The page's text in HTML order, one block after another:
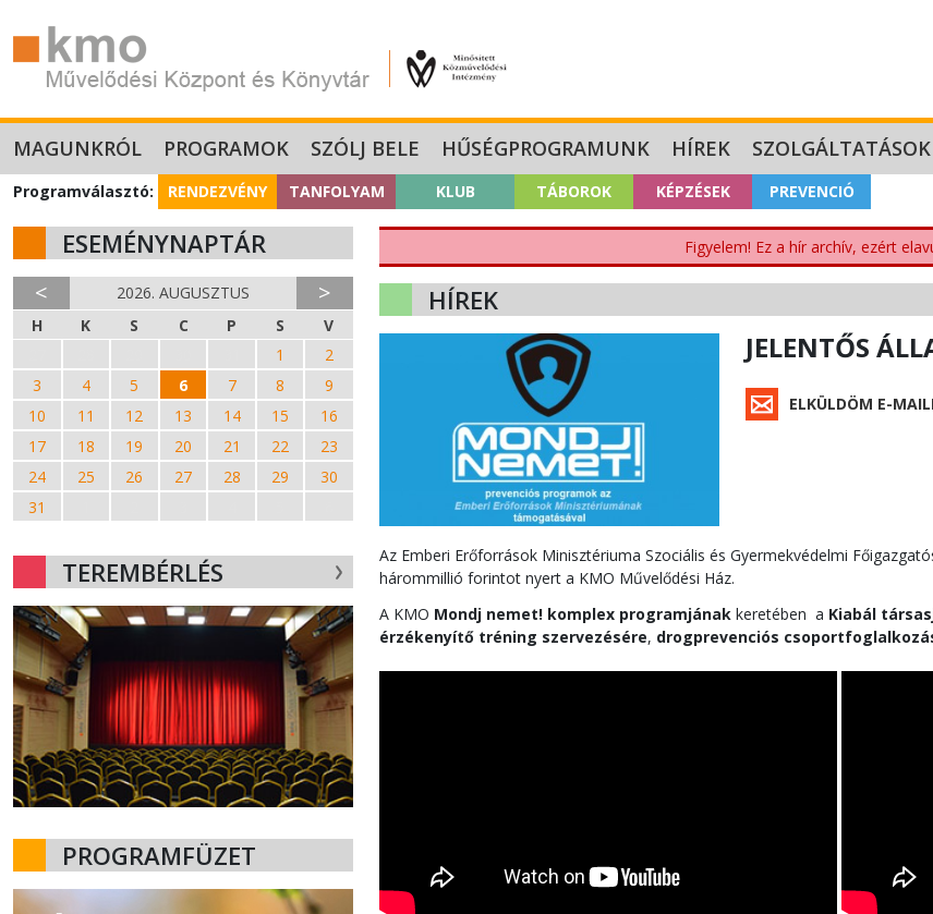
MAGUNKRÓL PROGRAMOK SZÓLJ BELE HŰSÉGPROGRAMUNK HÍREK SZOLGÁLTATÁSOK
Programválasztó: RENDEZVÉNY TANFOLYAM KLUB TÁBOROK KÉPZÉSEK PREVENCIÓ
ESEMÉNYNAPTÁR
< 2026. AUGUSZTUS >
H K S C P S
V
1
2
3
4 5 6 7 8
9
10
11 12 13 14 15
16
17
18 19 20 21 22
23
24
25 26 27 28 29
30
31
TEREMBÉRLÉS
PROGRAMFÜZET
Figyelem! Ez a hír archív, ezért
HÍREK
JELENTŐS
ELKÜLDÖM E-
Az Emberi Erőforrások Minisztériuma Szociális és Gyermekvédelmi
hárommillió forintot nyert a KMO Művelődési Ház.
A KMO Mondj nemet! komplex programjának keretében a Kiabál
érzékenyítő tréning szervezésére, drogprevenciós